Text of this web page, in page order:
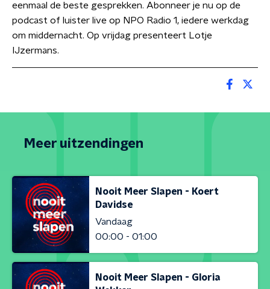
eenmaal de beste gesprekken. Abonneer je nu op de
podcast of luister live op NPO Radio 1, iedere werkdag
om middernacht. Op vrijdag presenteert Lotje
IJzermans.
Meer uitzendingen
Nooit Meer Slapen - Koert
Davidse
Vandaag
00:00 - 01:00
Nooit Meer Slapen - Gloria